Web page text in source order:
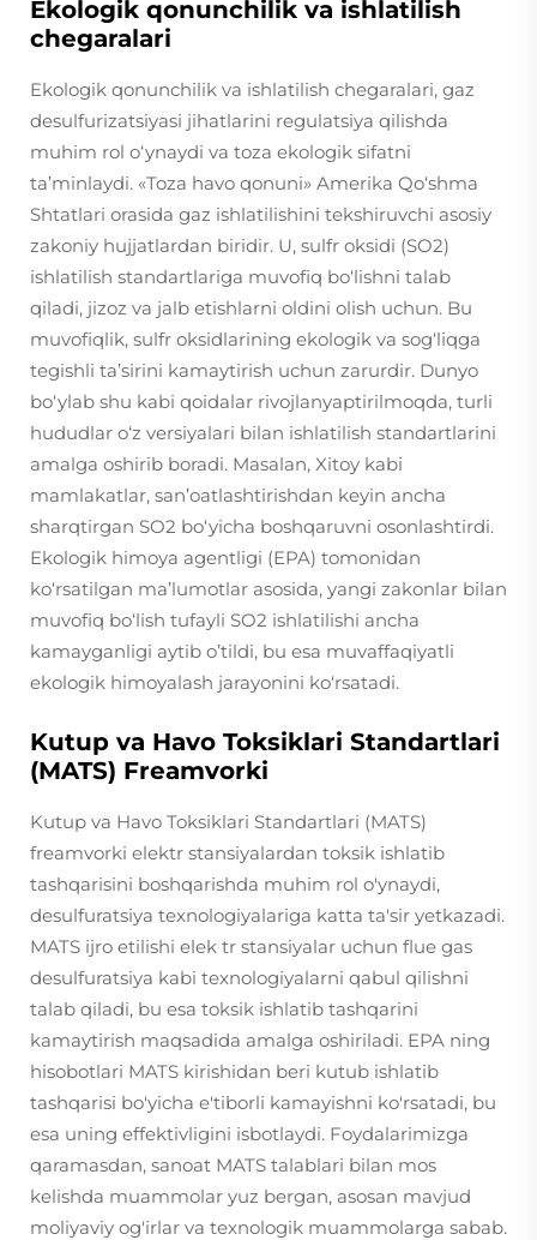
Ekologik qonunchilik va ishlatilish
chegaralari
Ekologik qonunchilik va ishlatilish chegaralari, gaz
desulfurizatsiyasi jihatlarini regulatsiya qilishda
muhim rol o‘ynaydi va toza ekologik sifatni
ta’minlaydi. «Toza havo qonuni» Amerika Qo‘shma
Shtatlari orasida gaz ishlatilishini tekshiruvchi asosiy
zakoniy hujjatlardan biridir. U, sulfr oksidi (SO2)
ishlatilish standartlariga muvofiq bo‘lishni talab
qiladi, jizoz va jalb etishlarni oldini olish uchun. Bu
muvofiqlik, sulfr oksidlarining ekologik va sog‘liqga
tegishli ta’sirini kamaytirish uchun zarurdir. Dunyo
bo‘ylab shu kabi qoidalar rivojlanyaptirilmoqda, turli
hududlar o‘z versiyalari bilan ishlatilish standartlarini
amalga oshirib boradi. Masalan, Xitoy kabi
mamlakatlar, san’oatlashtirishdan keyin ancha
sharqtirgan SO2 bo‘yicha boshqaruvni osonlashtirdi.
Ekologik himoya agentligi (EPA) tomonidan
ko‘rsatilgan ma’lumotlar asosida, yangi zakonlar bilan
muvofiq bo‘lish tufayli SO2 ishlatilishi ancha
kamayganligi aytib o’tildi, bu esa muvaffaqiyatli
ekologik himoyalash jarayonini ko‘rsatadi.
Kutup va Havo Toksiklari Standartlari
(MATS) Freamvorki
Kutup va Havo Toksiklari Standartlari (MATS)
freamvorki elektr stansiyalardan toksik ishlatib
tashqarisini boshqarishda muhim rol o'ynaydi,
desulfuratsiya texnologiyalariga katta ta'sir yetkazadi.
MATS ijro etilishi elek tr stansiyalar uchun flue gas
desulfuratsiya kabi texnologiyalarni qabul qilishni
talab qiladi, bu esa toksik ishlatib tashqarini
kamaytirish maqsadida amalga oshiriladi. EPA ning
hisobotlari MATS kirishidan beri kutub ishlatib
tashqarisi bo'yicha e'tiborli kamayishni ko'rsatadi, bu
esa uning effektivligini isbotlaydi. Foydalarimizga
qaramasdan, sanoat MATS talablari bilan mos
kelishda muammolar yuz bergan, asosan mavjud
moliyaviy og'irlar va texnologik muammolarga sabab.